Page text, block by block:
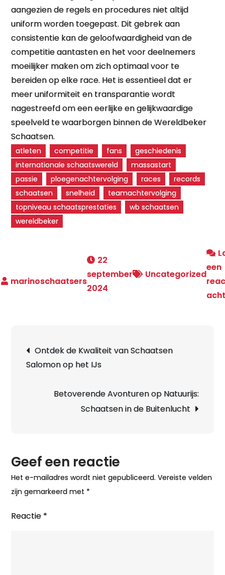
aangezien de regels en procedures niet altijd
uniform worden toegepast. Dit gebrek aan
consistentie kan de geloofwaardigheid van de
competitie aantasten en het voor deelnemers
moeilijker maken om zich optimaal voor te
bereiden op elke race. Het is essentieel dat er
meer uniformiteit en transparantie wordt
nagestreefd om een eerlijke en gelijkwaardige
speelveld te waarborgen binnen de Wereldbeker
Schaatsen.
atleten competitie fans
geschiedenis
internationale schaatswereld
massastart
passie
ploegenachtervolging races
records
schaatsen
snelheid
teamachtervolging
topniveau schaatsprestaties
wb schaatsen
wereldbeker
22
september
2024
Uncategorized
een
Ontdek de Kwaliteit van Schaatsen
Salomon op het IJs
Betoverende Avonturen op Natuurijs:
Schaatsen in de Buitenlucht
Geef een reactie
Het e-mailadres wordt niet gepubliceerd. Vereiste velden
zijn gemarkeerd met *
Reactie *